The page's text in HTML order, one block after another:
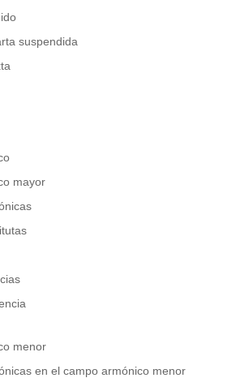
suspendida
mayor
menor
en el campo armónico menor